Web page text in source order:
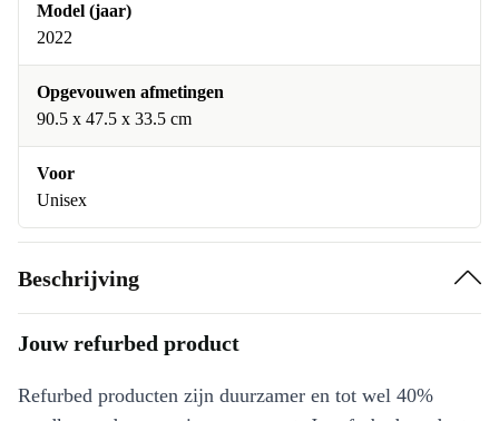
Model (jaar)
2022
Opgevouwen afmetingen
90.5 x 47.5 x 33.5 cm
Voor
Unisex
Beschrijving
Jouw refurbed product
Refurbed producten zijn duurzamer en tot wel 40%